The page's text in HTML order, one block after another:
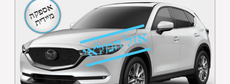
אזל המלאי
אספקה
מיידית